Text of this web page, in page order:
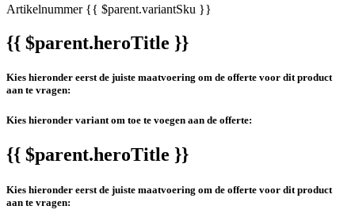
Artikelnummer{{ $parent.variantSku }}
{{ $parent.heroTitle }}
Kies hieronder eerst de juiste maatvoering om de offerte voor dit product
aan te vragen:
Kies hieronder variant om toe te voegen aan de offerte:
{{ $parent.heroTitle }}
Kies hieronder eerst de juiste maatvoering om de offerte voor dit product
aan te vragen: